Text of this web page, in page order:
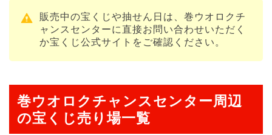
販売中の宝くじや抽せん日は、巻ウオロクチ
ャンスセンターに直接お問い合わせいただく
か宝くじ公式サイトをご確認ください。
巻ウオロクチャンスセンター周辺
の宝くじ売り場一覧